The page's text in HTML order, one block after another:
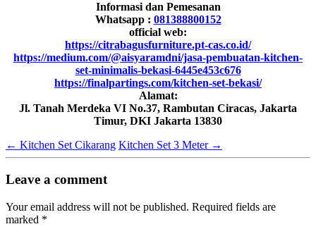
Informasi dan Pemesanan
Whatsapp : 081388800152
official web:
https://citrabagusfurniture.pt-cas.co.id/
https://medium.com/@aisyaramdni/jasa-pembuatan-kitchen-
set-minimalis-bekasi-6445e453c676
https://finalpartings.com/kitchen-set-bekasi/
Alamat:
Jl. Tanah Merdeka VI No.37, Rambutan Ciracas, Jakarta
Timur, DKI Jakarta 13830
← Kitchen Set Cikarang Kitchen Set 3 Meter →
Leave a comment
Your email address will not be published. Required fields are
marked *